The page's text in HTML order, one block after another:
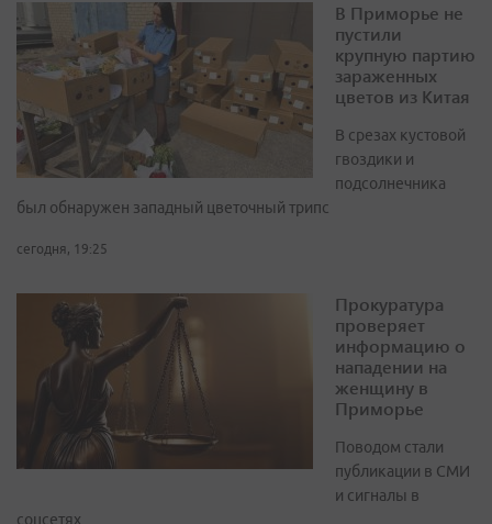
В Приморье не
пустили
крупную партию
зараженных
цветов из Китая
В срезах кустовой
гвоздики и
подсолнечника
был обнаружен западный цветочный трипс
сегодня, 19:25
Прокуратура
проверяет
информацию о
нападении на
женщину в
Приморье
Поводом стали
публикации в СМИ
и сигналы в
соцсетях